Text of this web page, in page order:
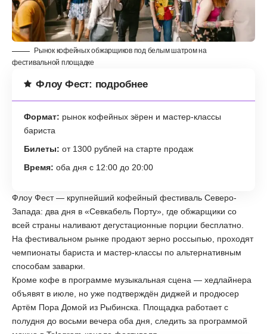
Рынок кофейных обжарщиков под белым шатром на
фестивальной площадке
Флоу Фест: подробнее
Формат: рынок кофейных зёрен и мастер-классы
бариста
Билеты: от 1300 рублей на старте продаж
Время: оба дня с 12:00 до 20:00
Флоу Фест — крупнейший кофейный фестиваль Северо-
Запада: два дня в «Севкабель Порту», где обжарщики со
всей страны наливают дегустационные порции бесплатно.
На фестивальном рынке продают зерно россыпью, проходят
чемпионаты бариста и мастер-классы по альтернативным
способам заварки.
Кроме кофе в программе музыкальная сцена — хедлайнера
объявят в июле, но уже подтверждён диджей и продюсер
Артём Пора Домой из Рыбинска. Площадка работает с
полудня до восьми вечера оба дня, следить за программой